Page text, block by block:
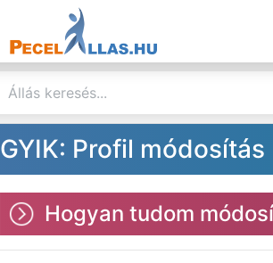
GYIK: Profil módosítás
Hogyan tudom